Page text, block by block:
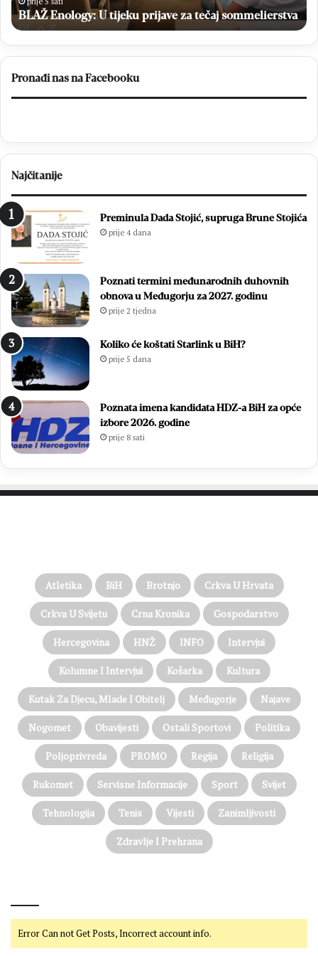
u
Prvu
ligu
FBiH
Prvu ligu FBiH
Pronađi nas na Facebooku
Najčitanije
Preminula Dada Stojić, supruga Brune Stojića
prije 4 dana
Poznati termini međunarodnih duhovnih
obnova u Međugorju za 2027. godinu
prije 2 tjedna
Koliko će koštati Starlink u BiH?
prije 5 dana
Poznata imena kandidata HDZ-a BiH za opće
izbore 2026. godine
prije 8 sati
Atletika BiH Brotnjo Crkva U Hrvata
Crkva U Svijetu Crna Kronika Gospodarstvo
Hercegovina HNŽ INFO Intervjui
Kolumne I Intervjui Košarka Kultura
Kutak Za Djecu, Mlade I Obitelj Međugorje Najave
Nogomet Obavijesti Ostali Sportovi Politika
Poljoprivreda PROMO Regija Religija
Rukomet Servisne Informacije Sport Svijet
Tehnologija Tenis Vijesti Zanimljivosti
Zdravlje I Prehrana
Error Can not Get Posts, Incorrect account info.